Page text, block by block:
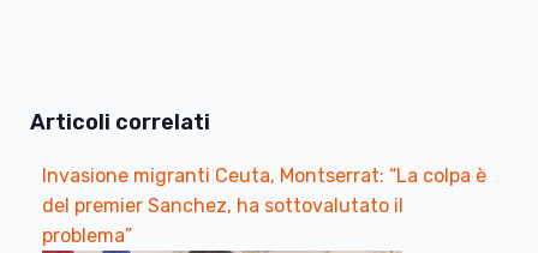
Articoli correlati
Invasione migranti Ceuta, Montserrat: “La colpa è
del premier Sanchez, ha sottovalutato il
problema”